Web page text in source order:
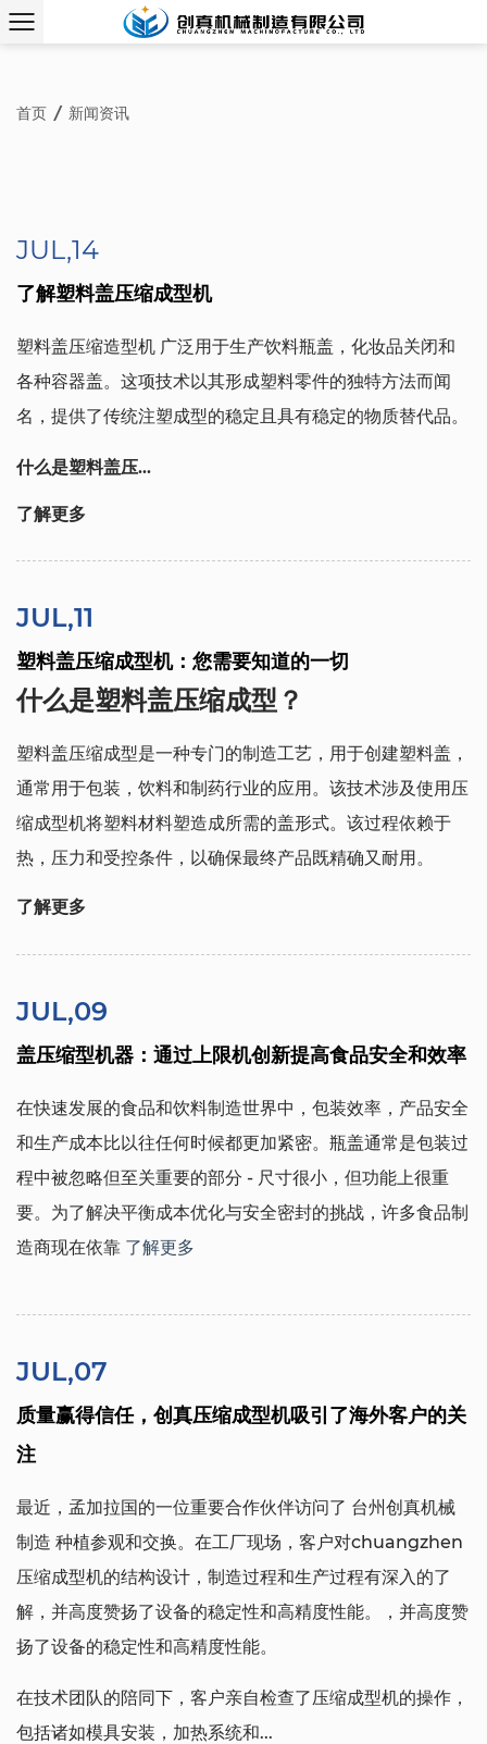
首页 / 新闻资讯
JUL,14
了解塑料盖压缩成型机
塑料盖压缩造型机 广泛用于生产饮料瓶盖，化妆品关闭和
各种容器盖。这项技术以其形成塑料零件的独特方法而闻
名，提供了传统注塑成型的稳定且具有稳定的物质替代品。
什么是塑料盖压...
了解更多
JUL,11
塑料盖压缩成型机：您需要知道的一切
什么是塑料盖压缩成型？
塑料盖压缩成型是一种专门的制造工艺，用于创建塑料盖，
通常用于包装，饮料和制药行业的应用。该技术涉及使用压
缩成型机将塑料材料塑造成所需的盖形式。该过程依赖于
热，压力和受控条件，以确保最终产品既精确又耐用。
了解更多
JUL,09
盖压缩型机器：通过上限机创新提高食品安全和效率
在快速发展的食品和饮料制造世界中，包装效率，产品安全
和生产成本比以往任何时候都更加紧密。瓶盖通常是包装过
程中被忽略但至关重要的部分 - 尺寸很小，但功能上很重
要。为了解决平衡成本优化与安全密封的挑战，许多食品制
造商现在依靠 了解更多
JUL,07
质量赢得信任，创真压缩成型机吸引了海外客户的关
注
最近，孟加拉国的一位重要合作伙伴访问了 台州创真机械
制造 种植参观和交换。在工厂现场，客户对chuangzhen
压缩成型机的结构设计，制造过程和生产过程有深入的了
解，并高度赞扬了设备的稳定性和高精度性能。，并高度赞
扬了设备的稳定性和高精度性能。
在技​​术团队的陪同下，客户亲自检查了压缩成型机的操作，
包括诸如模具安装，加热系统和...